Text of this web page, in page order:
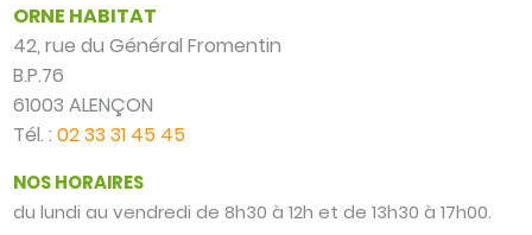
ORNE HABITAT
42, rue du Général Fromentin
B.P.76
61003 ALENÇON
Tél. :02 33 31 45 45
NOS HORAIRES
du lundi au vendredi de 8h30 à 12h et de 13h30 à 17h00.